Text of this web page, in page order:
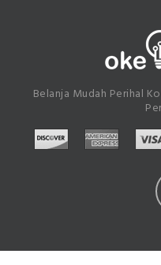
Belanja Mudah Perihal